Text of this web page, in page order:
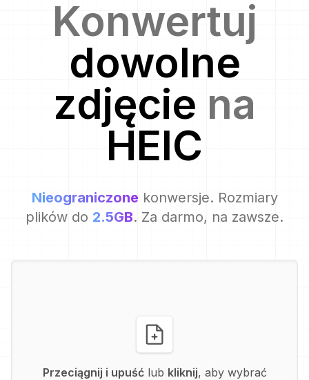
Konwertuj
dowolne
zdjęcie na
HEIC
Nieograniczone konwersje. Rozmiary
plików do 2.5GB. Za darmo, na zawsze.
Przeciągnij i upuść lub kliknij, aby wybrać